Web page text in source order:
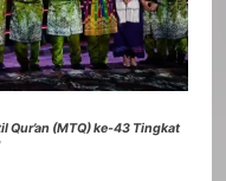
Qur’an (MTQ) ke-43 Tingkat